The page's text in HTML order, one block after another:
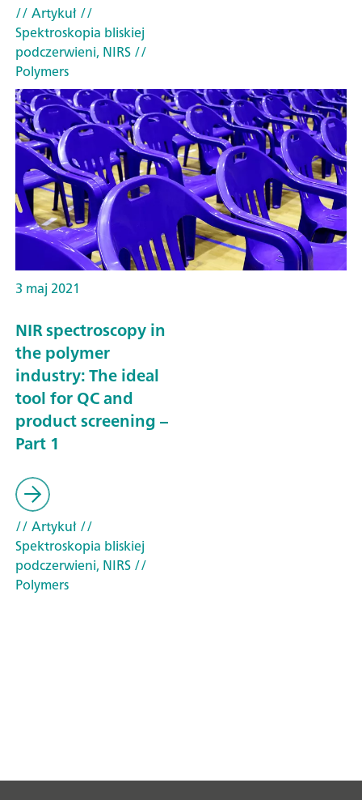
// Artykuł//
Spektroskopia bliskiej
podczerwieni, NIRS//
Polymers
3 maj 2021
NIR spectroscopy in
the polymer
industry: The ideal
tool for QC and
product screening –
Part 1
// Artykuł//
Spektroskopia bliskiej
podczerwieni, NIRS//
Polymers